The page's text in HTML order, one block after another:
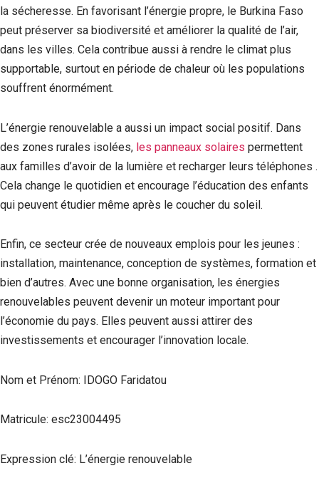
la sécheresse. En favorisant l’énergie propre, le Burkina Faso
peut préserver sa biodiversité et améliorer la qualité de l’air,
dans les villes. Cela contribue aussi à rendre le climat plus
supportable, surtout en période de chaleur où les populations
souffrent énormément.
L’énergie renouvelable a aussi un impact social positif. Dans
des zones rurales isolées, les panneaux solaires permettent
aux familles d’avoir de la lumière et recharger leurs téléphones .
Cela change le quotidien et encourage l’éducation des enfants
qui peuvent étudier même après le coucher du soleil.
Enfin, ce secteur crée de nouveaux emplois pour les jeunes :
installation, maintenance, conception de systèmes, formation et
bien d’autres. Avec une bonne organisation, les énergies
renouvelables peuvent devenir un moteur important pour
l’économie du pays. Elles peuvent aussi attirer des
investissements et encourager l’innovation locale.
Nom et Prénom: IDOGO Faridatou
Matricule: esc23004495
Expression clé: L’énergie renouvelable